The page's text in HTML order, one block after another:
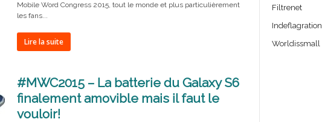
Mobile Word Congress 2015, tout le monde et plus particulièrement
les fans...
Lire la suite
#MWC2015 – La batterie du Galaxy S6
finalement amovible mais il faut le
vouloir!
Filtrenet
Indeflagration
Worldissmall